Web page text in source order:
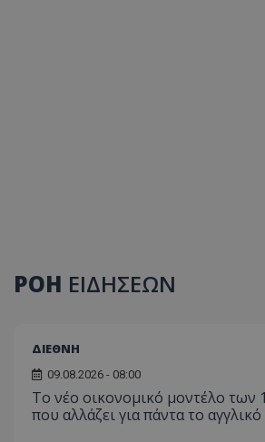
ΡΟΗ ΕΙΔΗΣΕΩΝ
ΔΙΕΘΝΗ
09.08.2026 - 08:00
Το νέο οικονομικό μοντέλο των
που αλλάζει για πάντα το